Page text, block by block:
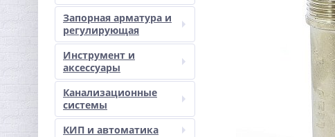
Запорная арматура и
регулирующая
Инструмент и
аксессуары
Канализационные
системы
КИП и автоматика